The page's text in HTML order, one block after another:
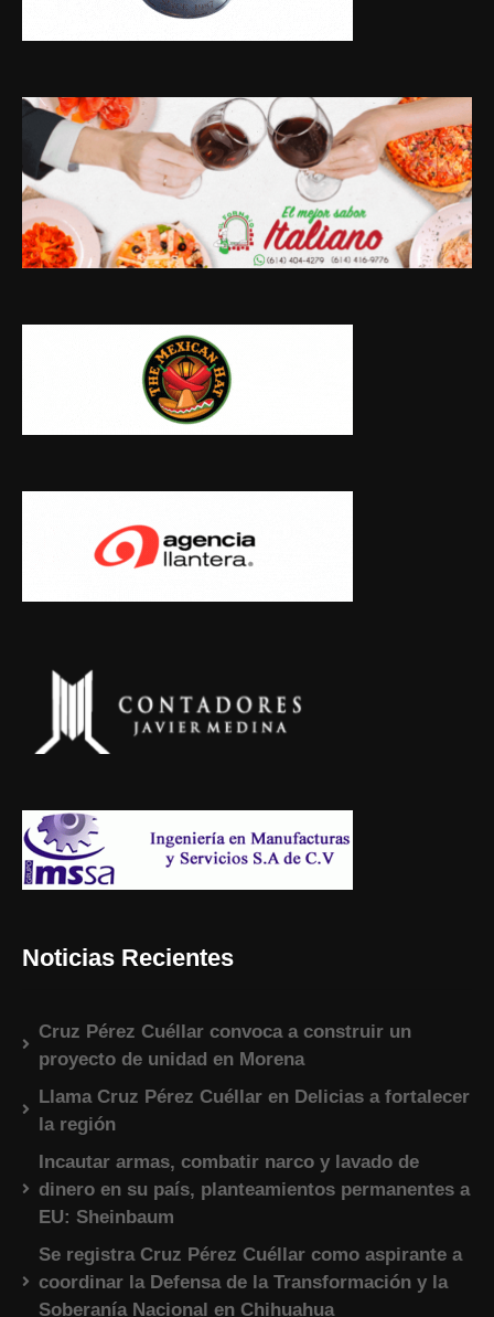
Noticias Recientes
Cruz Pérez Cuéllar convoca a construir un
proyecto de unidad en Morena
Llama Cruz Pérez Cuéllar en Delicias a fortalecer
la región
Incautar armas, combatir narco y lavado de
dinero en su país, planteamientos permanentes a
EU: Sheinbaum
Se registra Cruz Pérez Cuéllar como aspirante a
coordinar la Defensa de la Transformación y la
Soberanía Nacional en Chihuahua